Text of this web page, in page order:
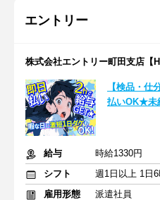
エントリー
株式会社エントリー町田支店【
【検品・仕
払いOK★未
給与
時給1330円
シフト
雇用形態
派遣社員